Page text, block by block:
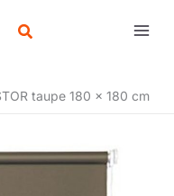
taupe 180 x 180 cm